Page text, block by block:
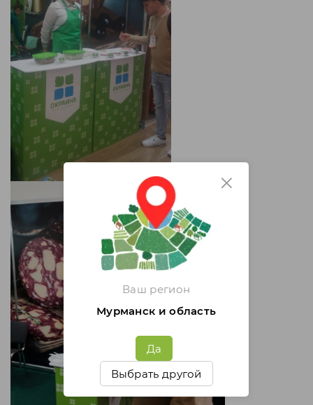
Ваш регион
Мурманск и область
Да
Выбрать другой